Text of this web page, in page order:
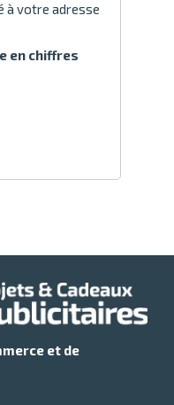
à votre adresse
en chiffres
et de